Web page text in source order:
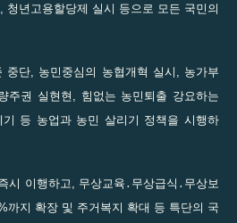
청년고용할당제 실시 등으로 모든 국민의
단, 농민중심의 농협개혁 실시, 농가부
주권 실현현, 힘없는 농민퇴출 강요하는
등 농업과 농민 살리기 정책을 시행하
이행하고, 무상교육․무상급식․무상보
까지 확장 및 주거복지 확대 등 특단의 국